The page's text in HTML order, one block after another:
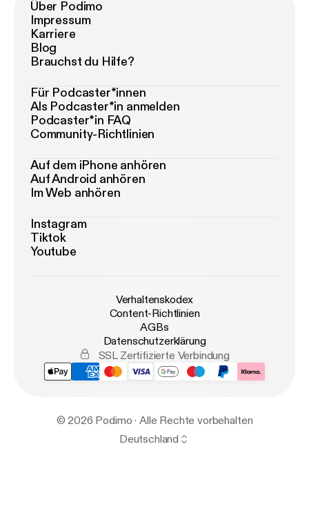
Über Podimo
Impressum
Karriere
Blog
Brauchst du Hilfe?
Für Podcaster*innen
Als Podcaster*in anmelden
Podcaster*in FAQ
Community-Richtlinien
Auf dem iPhone anhören
Auf Android anhören
Im Web anhören
Instagram
Tiktok
Youtube
Verhaltenskodex
Content-Richtlinien
AGBs
Datenschutzerklärung
SSL Zertifizierte Verbindung
© 2026 Podimo · Alle Rechte vorbehalten
Deutschland